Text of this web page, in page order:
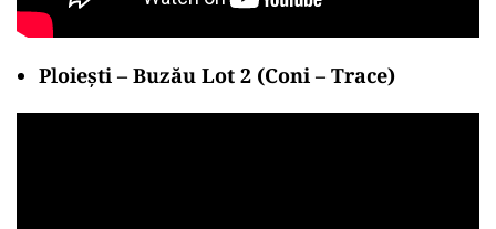
Ploiești – Buzău Lot 2 (Coni – Trace)